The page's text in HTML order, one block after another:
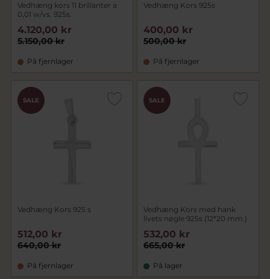
Vedhæng kors 11 brillanter a
0,01 w/vs. 925s.
5.150,00 kr
4.120,00 kr
På fjernlager
Vedhæng Kors 925s
500,00 kr
400,00 kr
På fjernlager
SALE
Vedhæng Kors 925 s
640,00 kr
512,00 kr
På fjernlager
SALE
Vedhæng Kors med hank
livets nøgle 925s (12*20 mm.)
665,00 kr
532,00 kr
På lager